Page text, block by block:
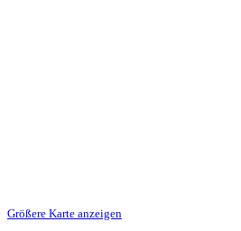
Größere Karte anzeigen